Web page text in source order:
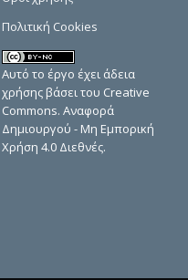
Πολιτική Cookies
Αυτό το έργο έχει άδεια
χρήσης βάσει του Creative
Commons. Αναφορά
Δημιουργού - Μη Εμπορική
Χρήση 4.0 Διεθνές.